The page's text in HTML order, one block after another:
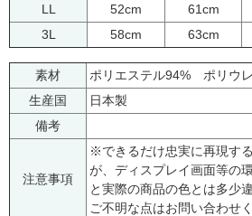
LL
52cm 61cm
3L
58cm 63cm
素材
ポリエステル94% ポリウ
生産国
日本製
備考
注意事項
※できるだけ忠実に再現す
が、ディスプレイ画面等の
と実際の商品の色とは多少
ご不明な点はお問い合わせく